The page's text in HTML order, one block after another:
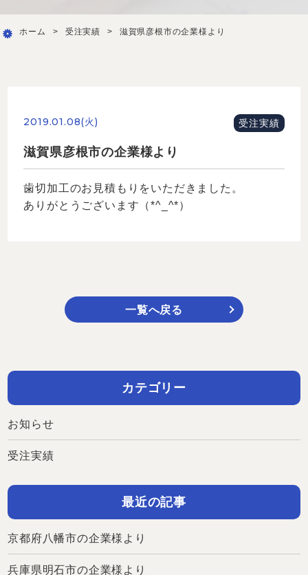
ホーム > 受注実績 > 滋賀県彦根市の企業様より
2019.01.08(火) 受注実績
滋賀県彦根市の企業様より
歯切加工のお見積もりをいただきました。
ありがとうございます（*^_^*）
一覧へ戻る
カテゴリー
お知らせ
受注実績
最近の記事
京都府八幡市の企業様より
兵庫県明石市の企業様より